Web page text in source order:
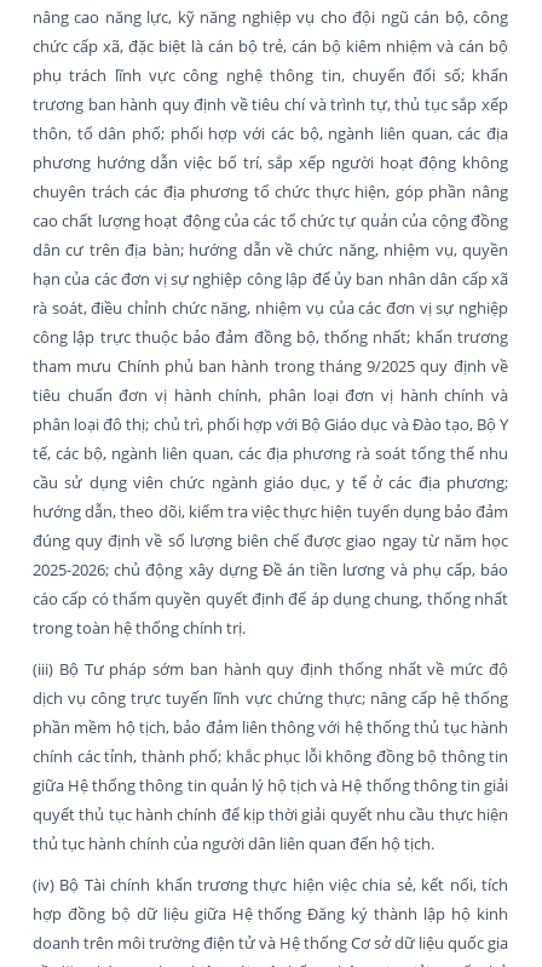
nâng cao năng lực, kỹ năng nghiệp vụ cho đội ngũ cán bộ, công
chức cấp xã, đặc biệt là cán bộ trẻ, cán bộ kiêm nhiệm và cán bộ
phụ trách lĩnh vực công nghệ thông tin, chuyển đổi số; khẩn
trương ban hành quy định về tiêu chí và trình tự, thủ tục sắp xếp
thôn, tổ dân phố; phối hợp với các bộ, ngành liên quan, các địa
phương hướng dẫn việc bố trí, sắp xếp người hoạt động không
chuyên trách các địa phương tổ chức thực hiện, góp phần nâng
cao chất lượng hoạt động của các tổ chức tự quản của cộng đồng
dân cư trên địa bàn; hướng dẫn về chức năng, nhiệm vụ, quyền
hạn của các đơn vị sự nghiệp công lập để ủy ban nhân dân cấp xã
rà soát, điều chỉnh chức năng, nhiệm vụ của các đơn vị sự nghiệp
công lập trực thuộc bảo đảm đồng bộ, thống nhất; khẩn trương
tham mưu Chính phủ ban hành trong tháng 9/2025 quy định về
tiêu chuẩn đơn vị hành chính, phân loại đơn vị hành chính và
phân loại đô thị; chủ trì, phối hợp với Bộ Giáo dục và Đào tạo, Bộ Y
tế, các bộ, ngành liên quan, các địa phương rà soát tổng thể nhu
cầu sử dụng viên chức ngành giáo dục, y tế ở các địa phương;
hướng dẫn, theo dõi, kiểm tra việc thực hiện tuyển dụng bảo đảm
đúng quy định về số lượng biên chế được giao ngay từ năm học
2025-2026; chủ động xây dựng Đề án tiền lương và phụ cấp, báo
cáo cấp có thẩm quyền quyết định để áp dụng chung, thống nhất
trong toàn hệ thống chính trị.
(iii) Bộ Tư pháp sớm ban hành quy định thống nhất về mức độ
dịch vụ công trực tuyến lĩnh vực chứng thực; nâng cấp hệ thống
phần mềm hộ tịch, bảo đảm liên thông với hệ thống thủ tục hành
chính các tỉnh, thành phố; khắc phục lỗi không đồng bộ thông tin
giữa Hệ thống thông tin quản lý hộ tịch và Hệ thống thông tin giải
quyết thủ tục hành chính để kịp thời giải quyết nhu cầu thực hiện
thủ tục hành chính của người dân liên quan đến hộ tịch.
(iv) Bộ Tài chính khẩn trương thực hiện việc chia sẻ, kết nối, tích
hợp đồng bộ dữ liệu giữa Hệ thống Đăng ký thành lập hộ kinh
doanh trên môi trường điện tử và Hệ thống Cơ sở dữ liệu quốc gia